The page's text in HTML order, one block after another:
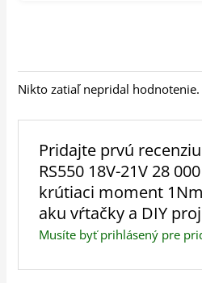
Nikto zatiaľ nepridal hodnotenie.
Pridajte prvú
RS550 18V-21V 28
krútiaci moment
aku vŕtačky a DIY
Musíte byťprihlásenýpre